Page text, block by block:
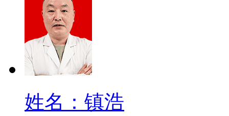
姓名：镇浩